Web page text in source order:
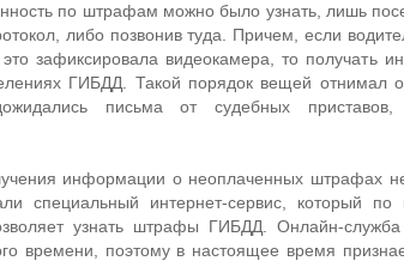
по штрафам можно было узнать, лишь
либо позвонив туда. Причем, если
зафиксировала видеокамера, то получать
ГИБДД. Такой порядок вещей отнимал
письма от судебных приставов,
информации о неоплаченных штрафах
специальный интернет-сервис, который
узнать штрафы ГИБДД. Онлайн-служба
времени, поэтому в настоящее время